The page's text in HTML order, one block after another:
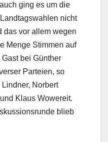
ging es um die
nicht
das vor allem wegen
Menge Stimmen auf
bei Günther
Parteien, so
Norbert
Klaus Wowereit.
blieb